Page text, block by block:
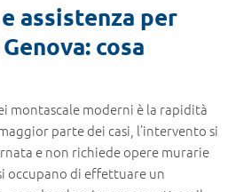
assistenza per
cosa
montascale moderni è la rapidità
parte dei casi, l’intervento si
e non richiede opere murarie
occupano di effettuare un